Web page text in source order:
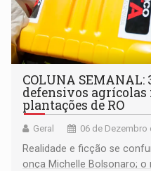
COLUNA
defensivos agrícolas
plantações de RO
Geral 06 de Dezembro
Realidade e ficção se
onça Michelle Bolsonaro;